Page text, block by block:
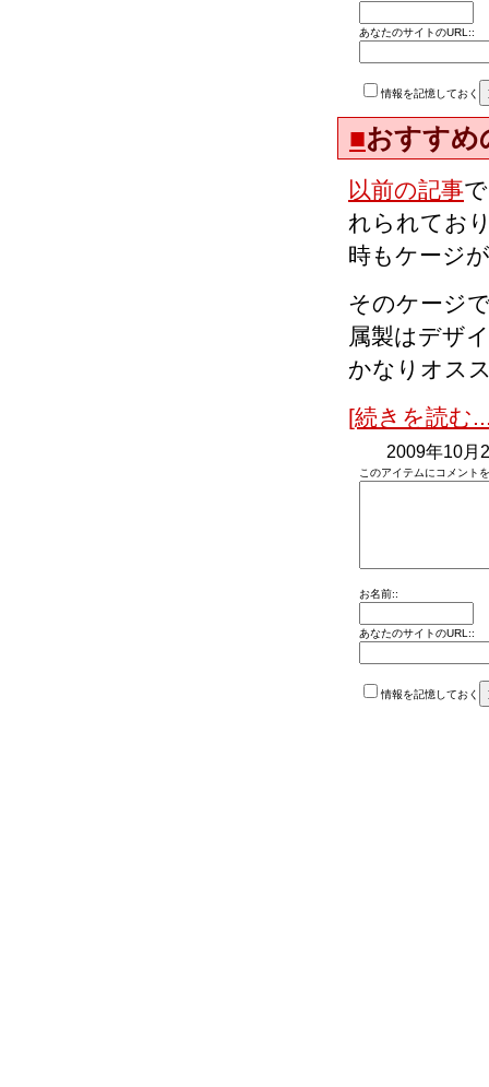
あなたのサイトのURL::
情報を記憶しておく
■おすすめ
以前の記事
れられてお
時もケージ
そのケージ
属製はデザ
かなりオス
[続きを読む
2009年10月
このアイテムにコメント
お名前::
あなたのサイトのURL::
情報を記憶しておく